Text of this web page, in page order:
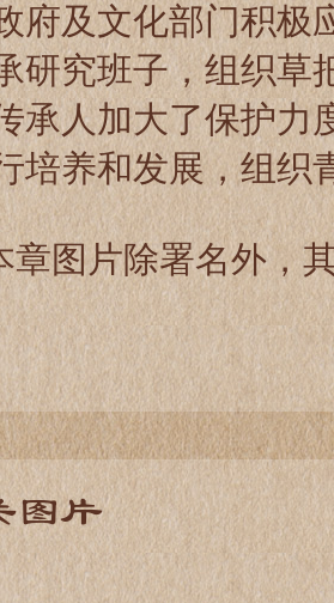
府及文化部门积极
研究班子，组织草
承人加大了保护力
培养和发展，组织
图片除署名外，
图片